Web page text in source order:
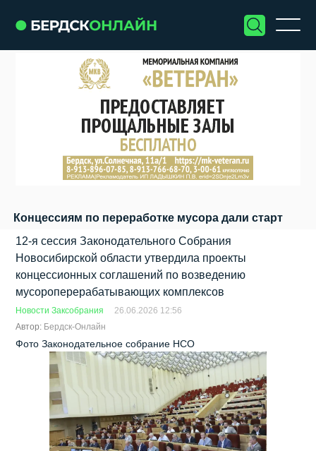
Концессиям по переработке мусора дали старт
12-я сессия Законодательного Собрания
Новосибирской области утвердила проекты
концессионных соглашений по возведению
мусороперерабатывающих комплексов
Новости Заксобрания
26.06.2026 12:56
Автор: Бердск-Онлайн
Фото Законодательное собрание НСО